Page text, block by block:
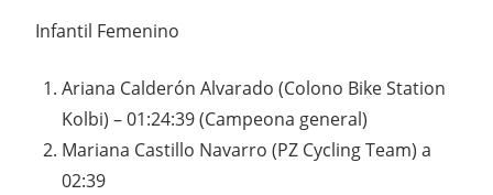
Infantil Femenino
Ariana Calderón Alvarado (Colono Bike Station
Kolbi) – 01:24:39 (Campeona general)
Mariana Castillo Navarro (PZ Cycling Team) a
02:39